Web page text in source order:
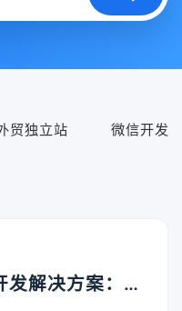
贸独立站 微信开发
解决方案：如